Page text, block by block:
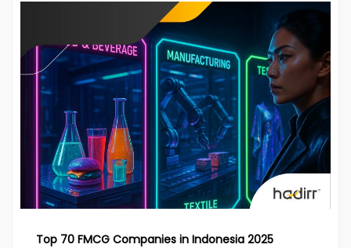
Top 70 FMCG Companies in Indonesia 2025